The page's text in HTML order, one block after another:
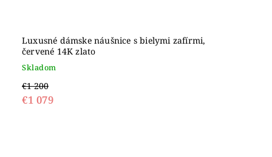
Luxusné dámske náušnice s bielymi zafírmi,
červené 14K zlato
Skladom
€1 200
€1 079